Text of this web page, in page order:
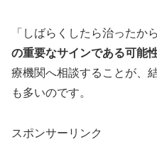
「しばらくしたら治ったか
の重要なサインである可能
療機関へ相談することが、
も多いのです。
スポンサーリンク